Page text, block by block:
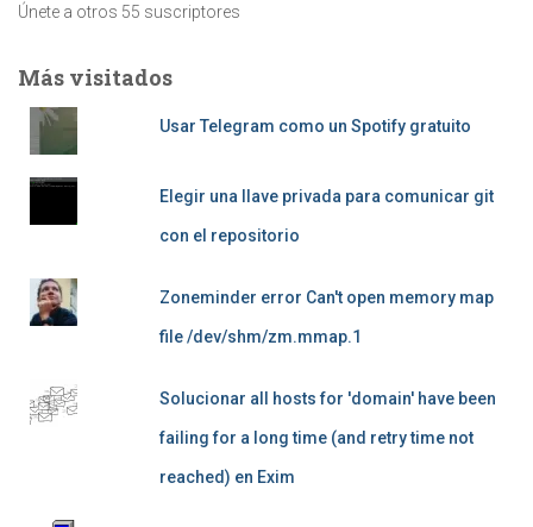
Únete a otros 55 suscriptores
Más visitados
Usar Telegram como un Spotify gratuito
Elegir una llave privada para comunicar git
con el repositorio
Zoneminder error Can't open memory map
file /dev/shm/zm.mmap.1
Solucionar all hosts for 'domain' have been
failing for a long time (and retry time not
reached) en Exim